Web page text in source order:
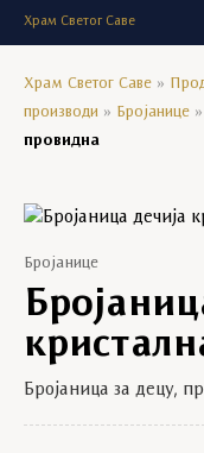
Храм Светог Саве
Храм Светог Саве »
производи » Бројанице »
провидна
Бројанице
Бројаница за децу,